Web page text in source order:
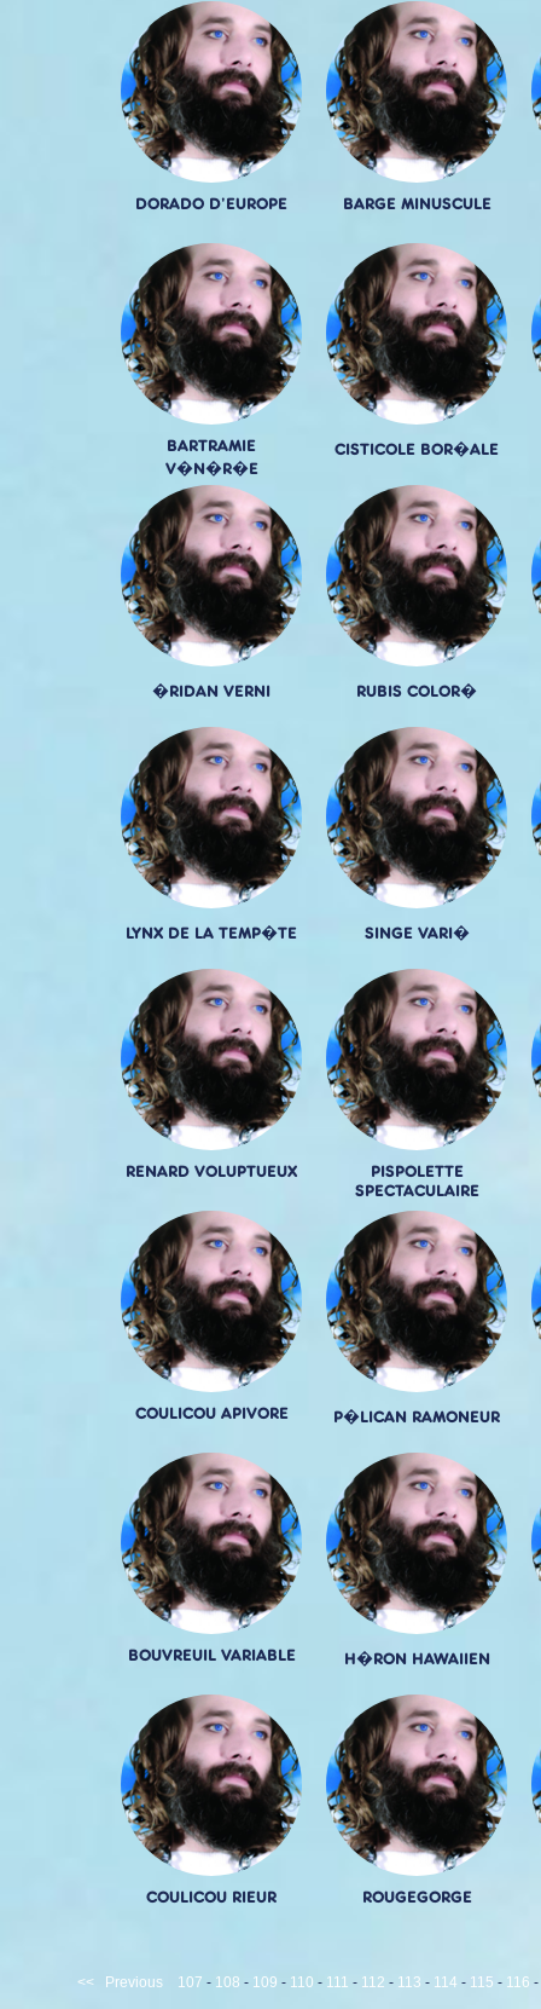
DORADO D'EUROPE BARGE MINUSCULE
BARTRAMIE
V�N�R�E
CISTICOLE BOR�ALE
�RIDAN VERNI RUBIS COLOR�
LYNX DE LA TEMP�TE SINGE VARI�
RENARD VOLUPTUEUX
PISPOLETTE
SPECTACULAIRE
COULICOU APIVORE P�LICAN RAMONEUR
BOUVREUIL VARIABLE H�RON HAWAIIEN
COULICOU RIEUR ROUGEGORGE
<< Previous 107 - 108 - 109 - 110 - 111 - 112 - 113 - 114 - 115 - 116 -